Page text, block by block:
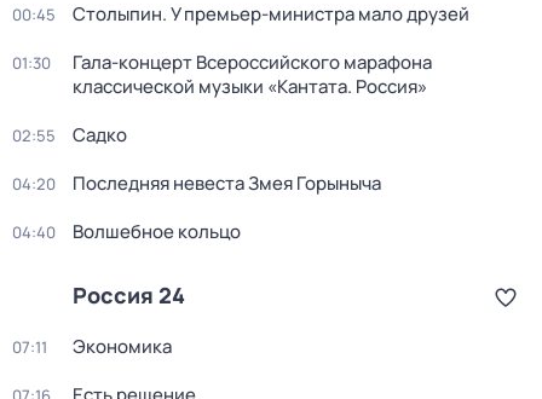
00:45 Столыпин. У премьер-министра мало друзей
01:30
Гала-концерт Всероссийского марафона
классической музыки «Кантата. Россия»
02:55 Садко
04:20 Последняя невеста Змея Горыныча
04:40 Волшебное кольцо
Россия 24
07:11 Экономика